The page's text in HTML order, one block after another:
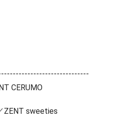
CERUMO